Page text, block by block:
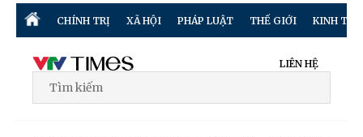
CHÍNH TRỊ XÃ HỘI PHÁP LUẬT THẾ GIỚI KINH TẾ
LIÊN HỆ